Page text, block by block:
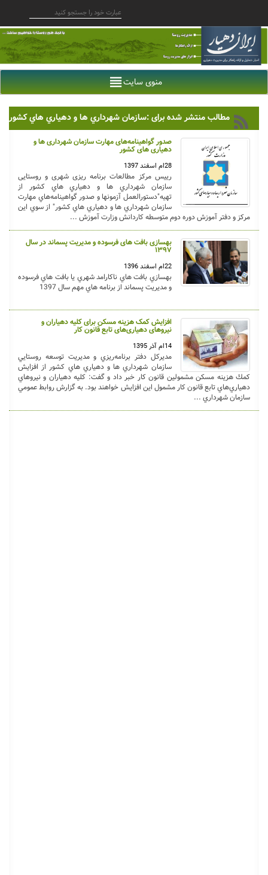
منوی سایت
مطالب منتشر شده برای :سازمان شهرداري ها و دهياري هاي كشور
صدور گواهینامه‌های مهارت سازمان شهرداری ها و
دهیاری های کشور
28ام اسفند 1397
رييس مرکز مطالعات برنامه ریزی شهری و روستایی
سازمان شهرداري ها و دهياري هاي كشور از
تهيه"دستورالعمل آزمونها و صدور گواهينامه‌هاي مهارت
سازمان شهرداري ها و دهياري هاي كشور" از سوي اين
مركز و دفتر آموزش دوره دوم متوسطه كاردانش وزارت آموزش ...
بهسازی بافت های فرسوده و مدیریت پسماند در سال
۱۳۹۷
22ام اسفند 1396
بهسازي بافت هاي ناكارامد شهري يا بافت هاي فرسوده
و مديريت پسماند از برنامه هاي مهم سال 1397
افزایش کمک هزینه مسکن برای کلیه دهیاران و
نیروهای دهیاری‌های تابع قانون کار
14ام آذر 1395
مديركل دفتر برنامه‌ريزي و مديريت توسعه روستايي
سازمان شهرداري ها و دهياري هاي كشور از افزايش
كمك هزينه مسكن مشمولين قانون كار خبر داد و گفت: كليه دهياران و نيروهاي
دهياري‌هاي تابع قانون كار مشمول اين افزايش خواهند بود. به گزارش روابط عمومي
سازمان شهرداري ...